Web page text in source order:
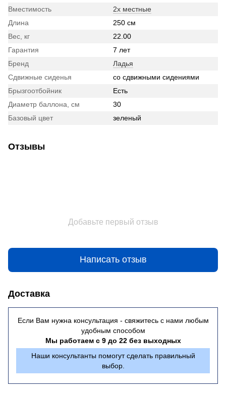
Вместимость
2х местные
Длина
250 см
Вес, кг
22.00
Гарантия
7 лет
Бренд
Ладья
Сдвижные сиденья
со сдвижными сидениями
Брызгоотбойник
Есть
Диаметр баллона, см
30
Базовый цвет
зеленый
Отзывы
Добавьте первый отзыв
Написать отзыв
Доставка
Если Вам нужна консультация - свяжитесь с нами любым
удобным способом
Мы работаем с 9 до 22 без выходных
Наши консультанты помогут сделать правильный
выбор.